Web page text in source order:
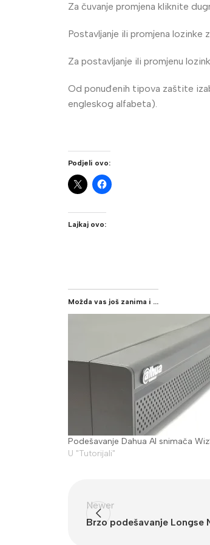
Za čuvanje promjena kliknite
Postavljanje ili promjena lozinke
Za postavljanje ili promjenu
Od ponuđenih tipova zaštite
engleskog alfabeta).
Podjeli ovo:
Lajkaj ovo:
Možda vas još zanima i ...
Podešavanje Dahua AI snimača
U "Tutorijali"
Newer
Brzo podešavanje Longse